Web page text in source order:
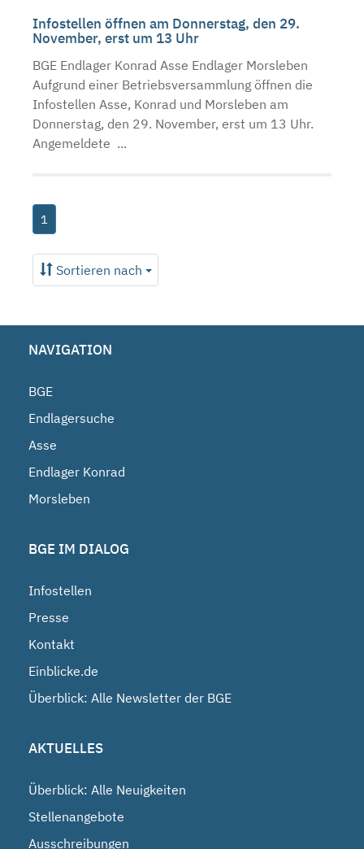
Infostellen öffnen am Donnerstag, den 29.
November, erst um 13 Uhr
BGE Endlager Konrad Asse Endlager Morsleben
Aufgrund einer Betriebsversammlung öffnen die
Infostellen Asse, Konrad und Morsleben am
Donnerstag, den 29. November, erst um 13 Uhr.
Angemeldete ...
1
Sortieren nach
NAVIGATION
BGE
Endlagersuche
Asse
Endlager Konrad
Morsleben
BGE IM DIALOG
Infostellen
Presse
Kontakt
Einblicke.de
Überblick: Alle Newsletter der BGE
AKTUELLES
Überblick: Alle Neuigkeiten
Stellenangebote
Ausschreibungen